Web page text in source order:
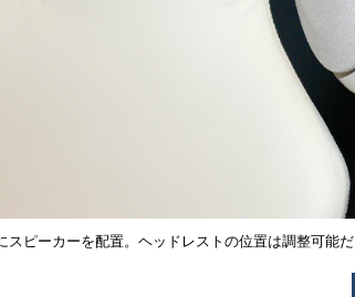
スピーカーを配置。ヘッドレストの位置は調整可能だ